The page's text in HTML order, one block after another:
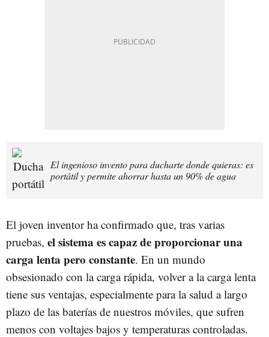
El ingenioso invento para ducharte donde quieras: es
portátil y permite ahorrar hasta un 90% de agua
El joven inventor ha confirmado que, tras varias
pruebas, el sistema es capaz de proporcionar una
carga lenta pero constante. En un mundo
obsesionado con la carga rápida, volver a la carga lenta
tiene sus ventajas, especialmente para la salud a largo
plazo de las baterías de nuestros móviles, que sufren
menos con voltajes bajos y temperaturas controladas.